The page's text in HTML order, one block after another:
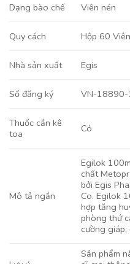
Dạng bào chế Viên nén
Quy cách Hộp 60 Viên
Nhà sản xuất Egis
Số đăng ký VN-18890-
Thuốc cần kê
toa
Có
Mô tả ngắn
Egilok
chất
bởi Egis
Co. Egilok
hợp tăng
phòng thứ
cường giáp,
Sản phẩm